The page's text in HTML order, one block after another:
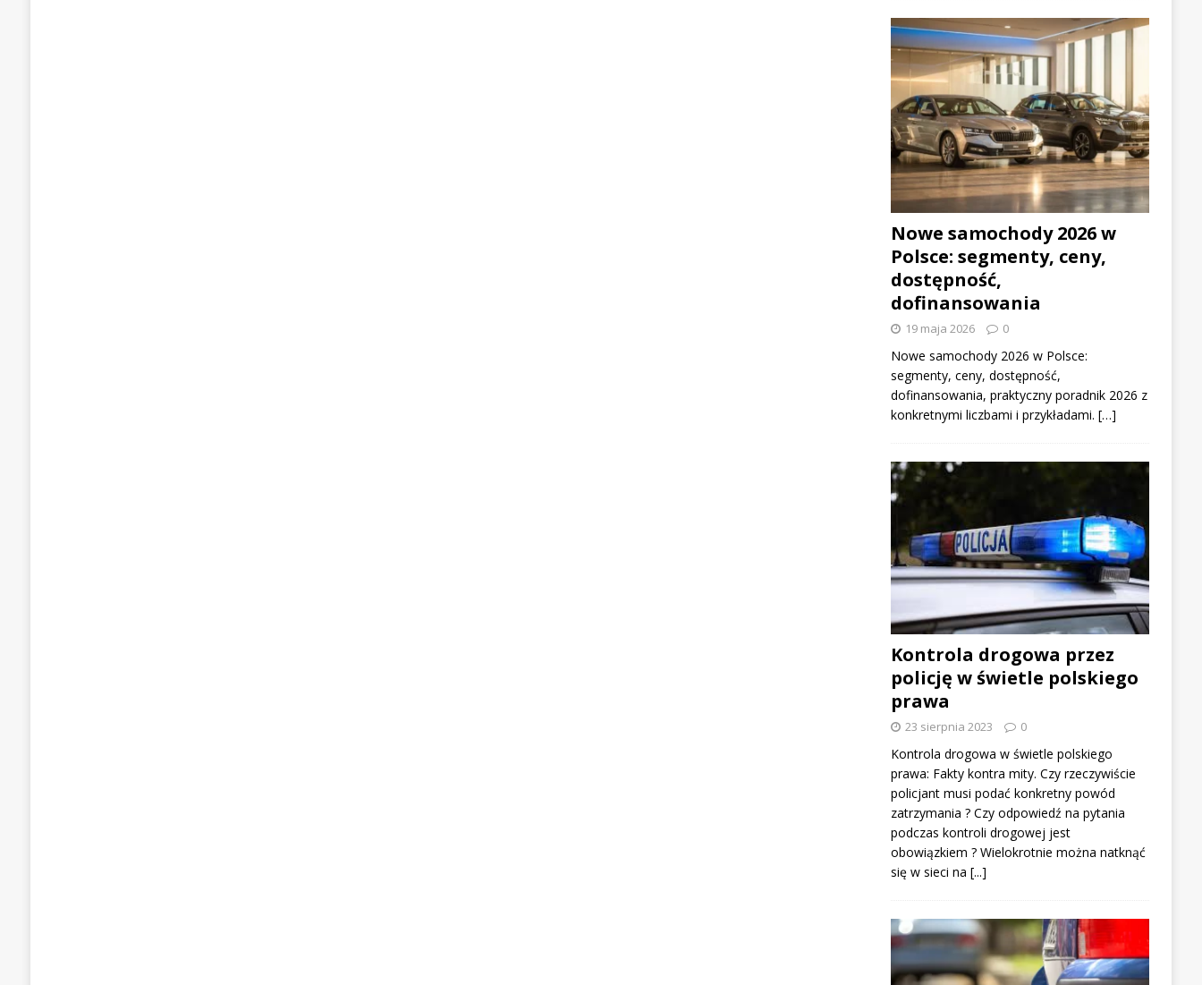
Nowe samochody 2026 w
Polsce: segmenty, ceny,
dostępność,
dofinansowania
19 maja 2026 0
Nowe samochody 2026 w Polsce:
segmenty, ceny, dostępność,
dofinansowania, praktyczny poradnik 2026 z
konkretnymi liczbami i przykładami. […]
Kontrola drogowa przez
policję w świetle polskiego
prawa
23 sierpnia 2023 0
Kontrola drogowa w świetle polskiego
prawa: Fakty kontra mity. Czy rzeczywiście
policjant musi podać konkretny powód
zatrzymania ? Czy odpowiedź na pytania
podczas kontroli drogowej jest
obowiązkiem ? Wielokrotnie można natknąć
się w sieci na [...]